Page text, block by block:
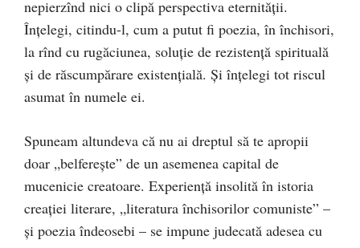
nepierzînd nici o clipă perspectiva eterni­tății.
Înțelegi, citindu-l, cum a putut fi poezia, în închi­sori,
la rînd cu rugăciunea, soluție de rezistență spiri­tuală
și de răscumpărare existențială. Și înțelegi tot ris­cul
asumat în numele ei.
Spuneam altundeva că nu ai dreptul să te apropii
doar „belfereşte” de un asemenea capital de
mucenicie crea­toare. Experiență insolită în istoria
creaţiei literare, „li­te­ratura închisorilor comuniste” –
și poezia îndeosebi – se impune judecată adesea cu